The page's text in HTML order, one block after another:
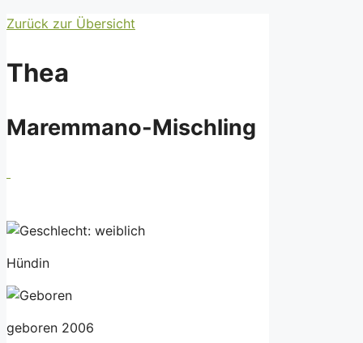
Zurück zur Übersicht
Thea
Maremmano-Mischling
Hündin
geboren 2006